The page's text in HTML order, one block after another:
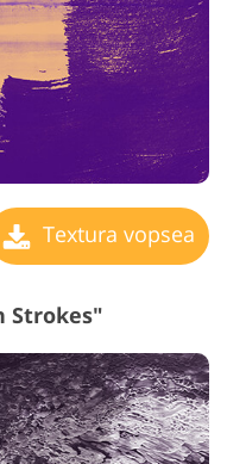
Textura vopsea
Strokes"